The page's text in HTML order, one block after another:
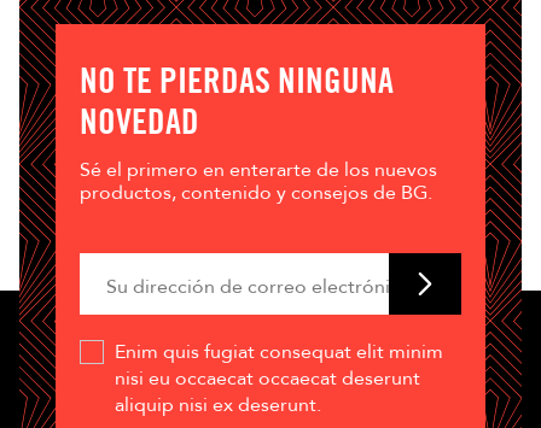
NO TE PIERDAS NINGUNA
NOVEDAD
Sé el primero en enterarte de los nuevos
productos, contenido y consejos de BG.
Enim quis fugiat consequat elit minim
nisi eu occaecat occaecat deserunt
aliquip nisi ex deserunt.